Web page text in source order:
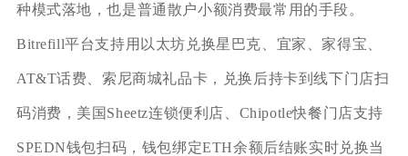
种模式落地，也是普通散户小额消费最常用的手段。
Bitrefill平台支持用以太坊兑换星巴克、宜家、家得宝、
AT&T话费、索尼商城礼品卡，兑换后持卡到线下门店扫
码消费，美国Sheetz连锁便利店、Chipotle快餐门店支持
SPEDN钱包扫码，钱包绑定ETH余额后结账实时兑换当